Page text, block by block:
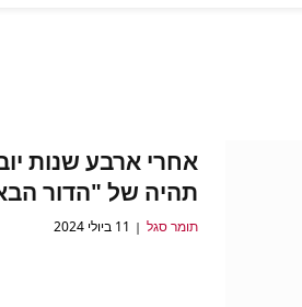
תהיה של "הדור
תומר סגל 11 ביולי 2024